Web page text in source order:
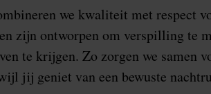
we kwaliteit met respect
zijn ontworpen om verspilling te
te krijgen. Zo zorgen we samen
jij geniet van een bewuste